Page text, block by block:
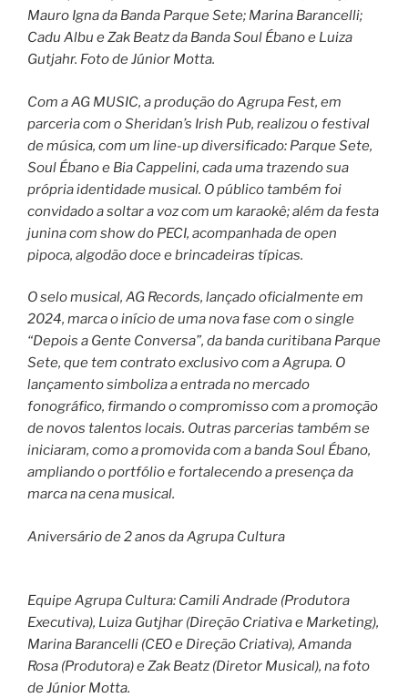
Mauro Igna da Banda Parque Sete; Marina Barancelli;
Cadu Albu e Zak Beatz da Banda Soul Ébano e Luiza
Gutjahr. Foto de Júnior Motta.
Com a AG MUSIC, a produção do Agrupa Fest, em
parceria com o Sheridan’s Irish Pub, realizou o festival
de música, com um line-up diversificado: Parque Sete,
Soul Ébano e Bia Cappelini, cada uma trazendo sua
própria identidade musical. O público também foi
convidado a soltar a voz com um karaokê; além da festa
junina com show do PECI, acompanhada de open
pipoca, algodão doce e brincadeiras típicas.
O selo musical, AG Records, lançado oficialmente em
2024, marca o início de uma nova fase com o single
“Depois a Gente Conversa”, da banda curitibana Parque
Sete, que tem contrato exclusivo com a Agrupa. O
lançamento simboliza a entrada no mercado
fonográfico, firmando o compromisso com a promoção
de novos talentos locais. Outras parcerias também se
iniciaram, como a promovida com a banda Soul Ébano,
ampliando o portfólio e fortalecendo a presença da
marca na cena musical.
Aniversário de 2 anos da Agrupa Cultura
Equipe Agrupa Cultura: Camili Andrade (Produtora
Executiva), Luiza Gutjhar (Direção Criativa e Marketing),
Marina Barancelli (CEO e Direção Criativa), Amanda
Rosa (Produtora) e Zak Beatz (Diretor Musical), na foto
de Júnior Motta.